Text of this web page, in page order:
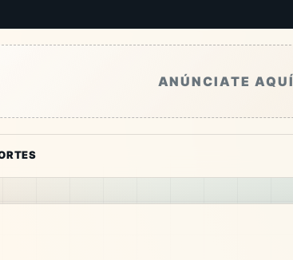
ANÚNCIATE AQUÍ